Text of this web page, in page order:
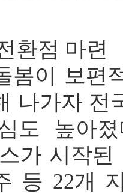
환점 마련
봄이 보편
나가자 전
도 높아
가 시작
등 22개